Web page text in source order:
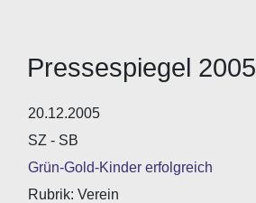
Pressespiegel 2005
20.12.2005
SZ - SB
Grün-Gold-Kinder erfolgreich
Verein